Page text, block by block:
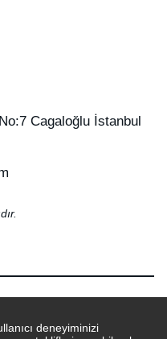
Cagaloğlu İstanbul